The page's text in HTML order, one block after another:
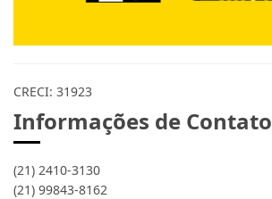
CRECI: 31923
Informações de Contato
(21) 2410-3130
(21) 99843-8162